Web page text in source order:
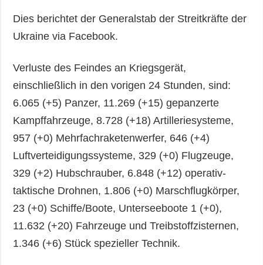
ZUSÄTZLICH
Veröffentlichungen
Fotos
Video
LEISTUNGEN
Dies berichtet der Generalstab der Streitkräfte der
Ukraine via Facebook.
Verluste des Feindes an Kriegsgerät,
einschließlich in den vorigen 24 Stunden, sind:
6.065 (+5) Panzer, 11.269 (+15) gepanzerte
Kampffahrzeuge, 8.728 (+18) Artilleriesysteme,
957 (+0) Mehrfachraketenwerfer, 646 (+4)
Luftverteidigungssysteme, 329 (+0) Flugzeuge,
329 (+2) Hubschrauber, 6.848 (+12) operativ-
taktische Drohnen, 1.806 (+0) Marschflugkörper,
23 (+0) Schiffe/Boote, Unterseeboote 1 (+0),
11.632 (+20) Fahrzeuge und Treibstoffzisternen,
1.346 (+6) Stück spezieller Technik.